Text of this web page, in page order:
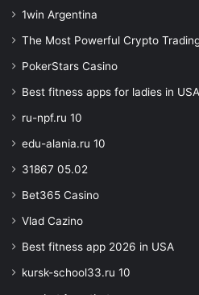
1win Argentina
The Most Powerful Crypto
PokerStars Casino
Best fitness apps for ladies in
ru-npf.ru 10
edu-alania.ru 10
31867 05.02
Bet365 Casino
Vlad Cazino
Best fitness app 2026 in USA
kursk-school33.ru 10